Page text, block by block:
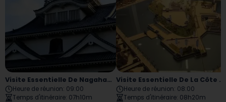
Visite Essentielle De Nagahama
Heure de réunion: 09:00
Temps d'itinéraire: 07h10m
Visite Essentielle De La Côte De Fukui
Heure de réunion: 08:00
Temps d'itinéraire: 08h20m